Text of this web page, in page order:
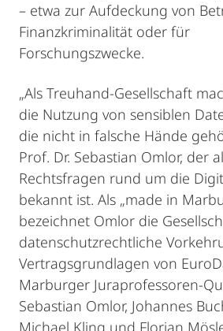
– etwa zur Aufdeckung von
Finanzkriminalität oder für
Forschungszwecke.
„Als Treuhand-Gesellschaft
die Nutzung von sensiblen
die nicht in falsche Hände
Prof. Dr. Sebastian Omlor, der
Rechtsfragen rund um die
bekannt ist. Als „made in
bezeichnet Omlor die
datenschutzrechtliche
Vertragsgrundlagen von
Marburger Juraprofessoren-
Sebastian Omlor, Johannes
Michael Kling und Florian